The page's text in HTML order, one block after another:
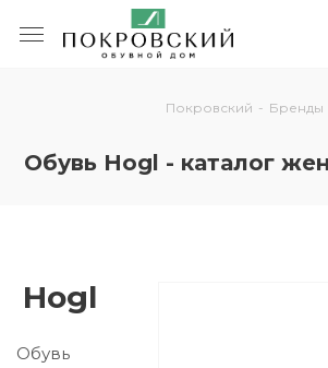
Покровский - Бренды
Обувь Hogl - каталог
Hogl
Обувь